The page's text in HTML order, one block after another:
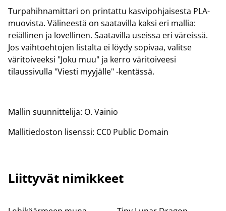
Turpahihnamittari on printattu kasvipohjaisesta PLA-
muovista. Välineestä on saatavilla kaksi eri mallia:
reiällinen ja lovellinen. Saatavilla useissa eri väreissä.
Jos vaihtoehtojen listalta ei löydy sopivaa, valitse
väritoiveeksi "Joku muu" ja kerro väritoiveesi
tilaussivulla "Viesti myyjälle" -kentässä.
Mallin suunnittelija: O. Vainio
Mallitiedoston lisenssi: CC0 Public Domain
Liittyvät nimikkeet